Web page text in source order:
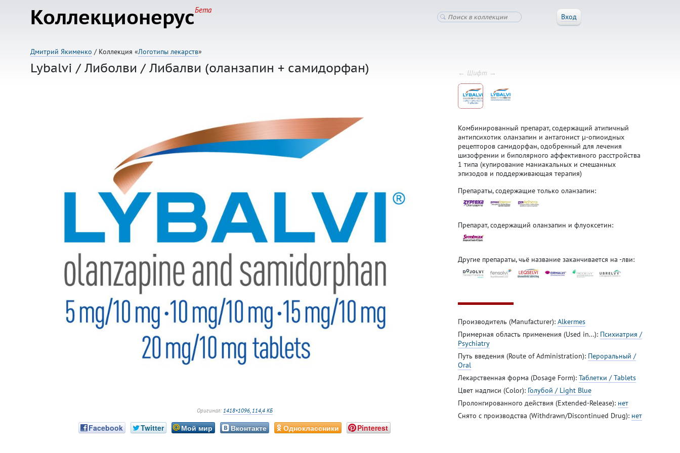
КоллекционерусБета
Вход
Дмитрий Якименко / Коллекция «Логотипы лекарств»
Lybalvi / Либолви / Либалви (оланзапин + самидорфан)
Оригинал: 1418×1096, 114,4 КБ
Facebook Twitter Мой мир Вконтакте Одноклассники Pinterest
← Шифт →
Комбинированный препарат, содержащий атипичный
антипсихотик оланзапин и антагонист μ-опиоидных
рецепторов самидорфан, одобренный для лечения
шизофрении и биполярного аффективного расстройства
1 типа (купирование маниакальных и смешанных
эпизодов и поддерживающая терапия)
Препараты, содержащие только оланзапин:
Препарат, содержащий оланзапин и флуоксетин:
Другие препараты, чьё название заканчивается на -лви:
Производитель (Manufacturer): Alkermes
Примерная область применения (Used in...): Психиатрия /
Psychiatry
Путь введения (Route of Administration): Пероральный /
Oral
Лекарственная форма (Dosage Form): Таблетки / Tablets
Цвет надписи (Color): Голубой / Light Blue
Пролонгированного действия (Extended-Release): нет
Снято с производства (Withdrawn/Discontinued Drug): нет